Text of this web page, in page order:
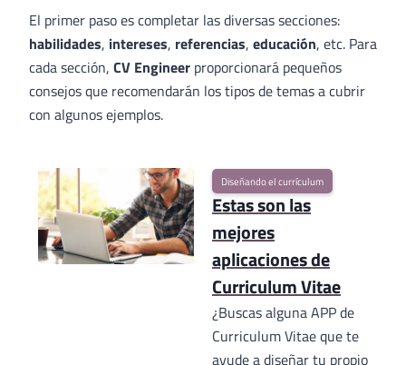
El primer paso es completar las diversas secciones:
habilidades, intereses, referencias, educación, etc. Para
cada sección, CV Engineer proporcionará pequeños
consejos que recomendarán los tipos de temas a cubrir
con algunos ejemplos.
Diseñando el currículum
Estas son las
mejores
aplicaciones de
Curriculum Vitae
¿Buscas alguna APP de
Curriculum Vitae que te
ayude a diseñar tu propio